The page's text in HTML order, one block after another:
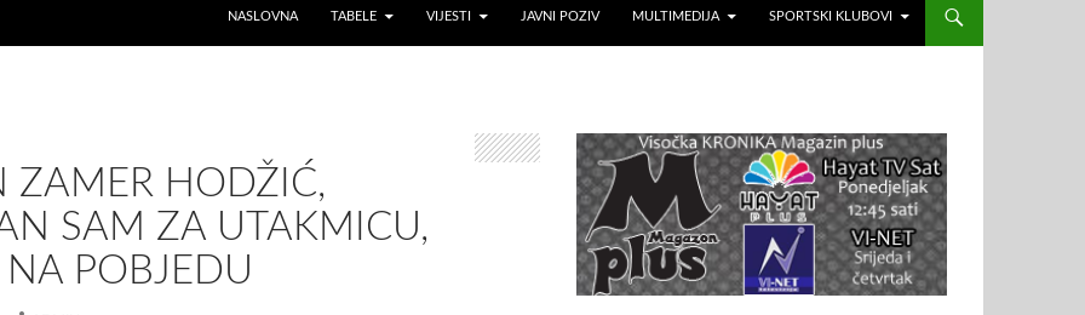
NASLOVNA TABELE VIJESTI JAVNI POZIV MULTIMEDIJA SPORTSKI KLUBOVI
ZAMER HODŽIĆ,
SAM ZA UTAKMICU,
NA POBJEDU